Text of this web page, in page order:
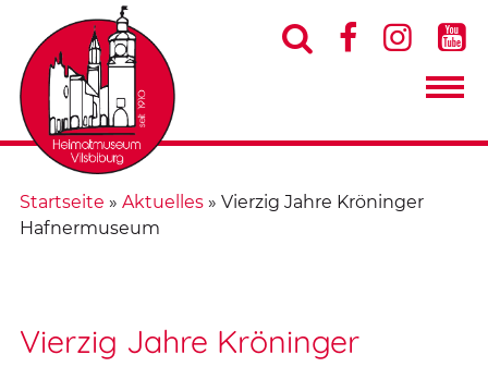
   
Startseite » Aktuelles» Vierzig Jahre Kröninger
Hafnermuseum
Vierzig Jahre Kröninger